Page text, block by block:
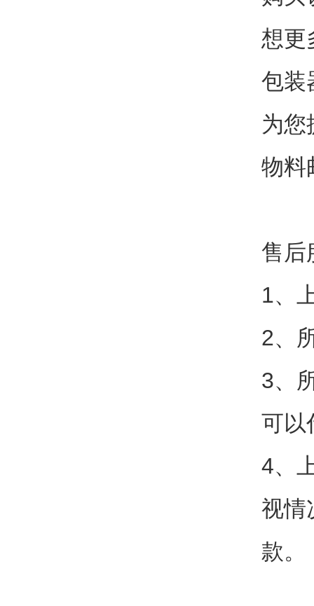
想更
包装
为您
物料
售后
1、
2、
3、
可以
4、
视情
款。